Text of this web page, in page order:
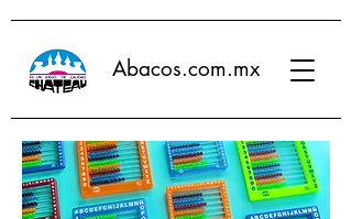
Abacos.com.mx